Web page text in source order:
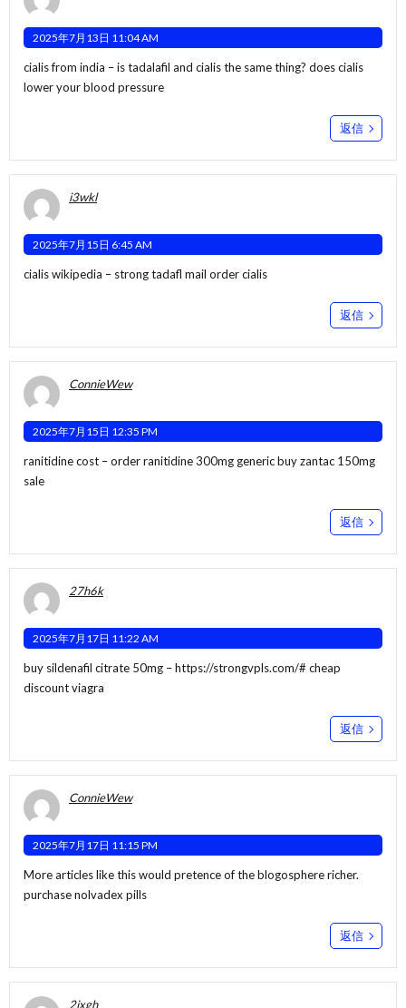
2025年7月13日 11:04 AM
cialis from india –is tadalafil and cialis the same thing? does cialis
lower your blood pressure
返信
i3wkl
2025年7月15日 6:45 AM
cialis wikipedia – strong tadafl mail order cialis
返信
ConnieWew
2025年7月15日 12:35 PM
ranitidine cost –order ranitidine 300mg genericbuy zantac 150mg
sale
返信
27h6k
2025年7月17日 11:22 AM
buy sildenafil citrate 50mg –https://strongvpls.com/# cheap
discount viagra
返信
ConnieWew
2025年7月17日 11:15 PM
More articles like this would pretence of the blogosphere richer.
purchase nolvadex pills
返信
2ixgh